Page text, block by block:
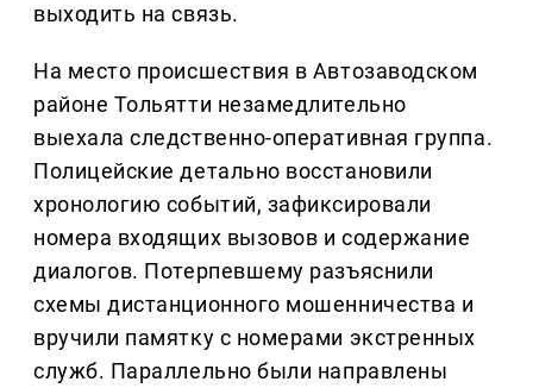
выходить на связь.
На место происшествия в Автозаводском
районе Тольятти незамедлительно
выехала следственно-оперативная группа.
Полицейские детально восстановили
хронологию событий, зафиксировали
номера входящих вызовов и содержание
диалогов. Потерпевшему разъяснили
схемы дистанционного мошенничества и
вручили памятку с номерами экстренных
служб. Параллельно были направлены